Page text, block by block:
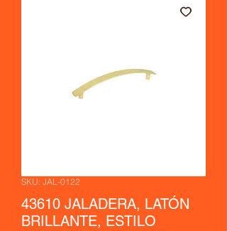
SKU: JAL-0122
43610 JALADERA, LATÓN
BRILLANTE, ESTILO